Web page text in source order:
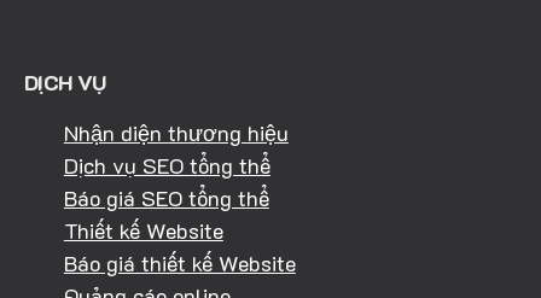
DỊCH VỤ
Nhận diện thương hiệu
Dịch vụ SEO tổng thể
Báo giá SEO tổng thể
Thiết kế Website
Báo giá thiết kế Website